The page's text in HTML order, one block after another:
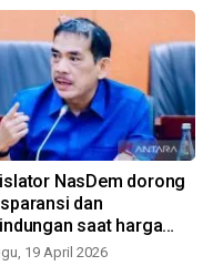
NasDem dorong
dan
saat harga
naik19 April 2026